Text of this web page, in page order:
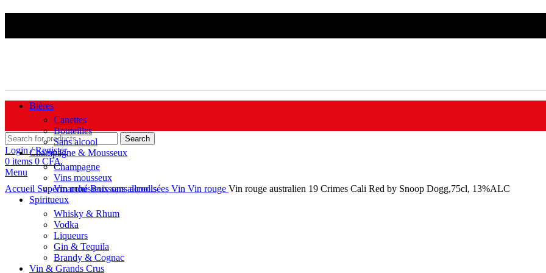
Search
Login / Register
0 items 0 CFA
Menu
Bières
Canettes
Bouteilles
Sans alcool
Champagne & Mousseux
Champagne
Vins mousseux
Vin mousseux sans alcools
Spiritueux
Whisky & Rhum
Vodka
Liqueurs
Gin & Tequila
Brandy & Cognac
Vin & Grands Crus
-22%
Click to enlarge
Accueil SupermarchéBoissons alcoolisées Vin Vin rouge Vin rouge australien 19 Crimes Cali Red by Snoop Dogg,75cl, 13%ALC